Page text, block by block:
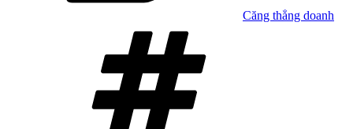
Căng thẳng doanh